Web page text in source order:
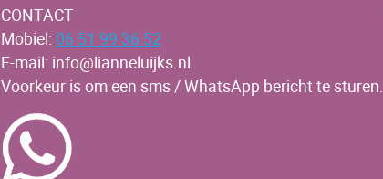
CONTACT
Mobiel: 06 51 99 36 52
E-mail: info@lianneluijks.nl
Voorkeur is om een sms / WhatsApp bericht te sturen.